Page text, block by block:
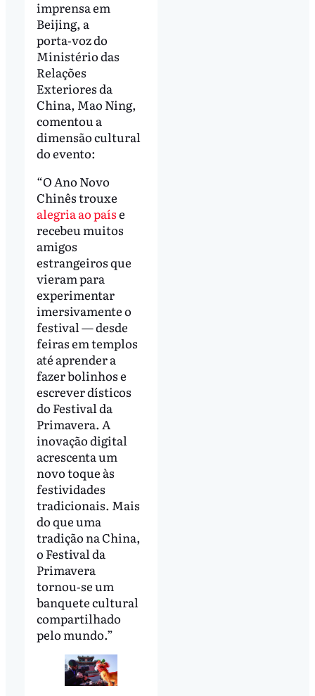
imprensa em
Beijing, a
porta‑voz do
Ministério das
Relações
Exteriores da
China, Mao Ning,
comentou a
dimensão cultural
do evento:
“O Ano Novo
Chinês trouxe
alegria ao paíse
recebeu muitos
amigos
estrangeiros que
vieram para
experimentar
imersivamente o
festival — desde
feiras em templos
até aprender a
fazer bolinhos e
escrever dísticos
do Festival da
Primavera. A
inovação digital
acrescenta um
novo toque às
festividades
tradicionais. Mais
do que uma
tradição na China,
o Festival da
Primavera
tornou‑se um
banquete cultural
compartilhado
pelo mundo.”